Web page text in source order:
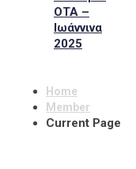
ΟΤΑ –
Ιωάννινα
2025
Home
Member
Current Page